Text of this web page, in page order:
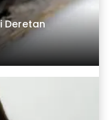
Deretan